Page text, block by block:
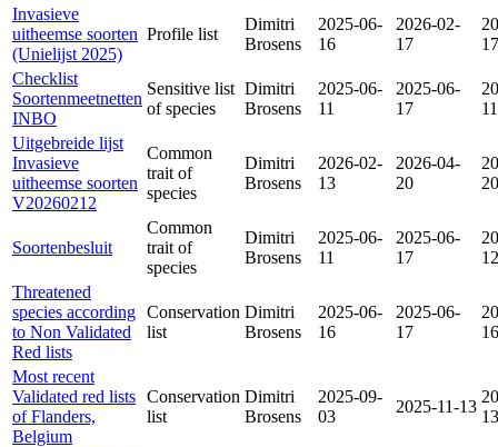
Invasieve
uitheemse soorten
(Unielijst 2025)
Profile list
Dimitri
Brosens
2025-06-
16
2026-02-
17
17
Checklist
Soortenmeetnetten
INBO
Sensitive list
of species
Dimitri
Brosens
2025-06-
11
2025-06-
17
11
Uitgebreide lijst
Invasieve
uitheemse soorten
V20260212
Common
trait of
species
Dimitri
Brosens
2026-02-
13
2026-04-
20
20
Soortenbesluit
Common
trait of
species
Dimitri
Brosens
2025-06-
11
2025-06-
17
12
Threatened
species according
to Non Validated
Red lists
Conservation
list
Dimitri
Brosens
2025-06-
16
2025-06-
17
16
Most recent
Validated red lists
of Flanders,
Belgium
Conservation
list
Dimitri
Brosens
2025-09-
03
2025-11-13
13